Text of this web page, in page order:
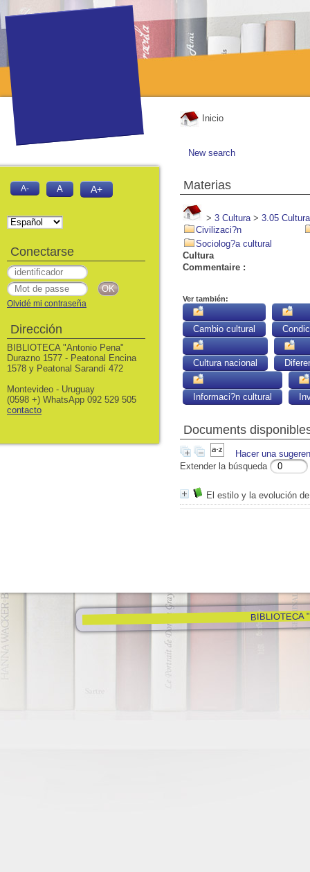
Inicio
New search
Materias
> 3 Cultura> 3.05 Cultura
Civilizaci?n
Sociolog?a cultural
Cultura
Commentaire :
Ver también:
Cambio cultural
Cultura nacional
Informaci?n cultural
Documents
Hacer una
Extender la búsqueda
El estilo y la evolución
BIBLIOTECA
A- A A+
Conectarse
Olvidé mi contraseña
Dirección
BIBLIOTECA "Antonio Pena"
Durazno 1577 - Peatonal Encina
1578 y Peatonal Sarandí 472
Montevideo - Uruguay
(0598 +) WhatsApp 092 529 505
contacto